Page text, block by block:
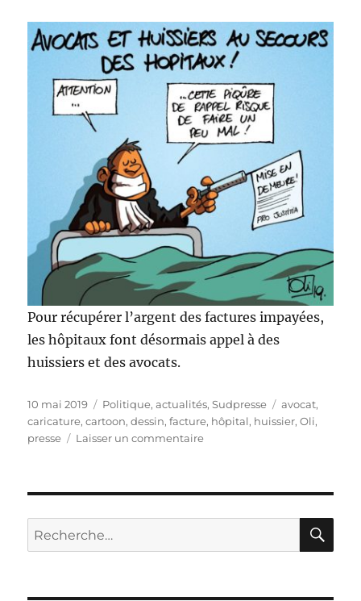
Pour récupérer l’argent des factures impayées,
les hôpitaux font désormais appel à des
huissiers et des avocats.
Publié
le
10 mai 2019 Catégories
Politique, actualités,Sudpresse Étiquettes
avocat,
caricature,cartoon,dessin,facture, hôpital, huissier,Oli,
presse
Laisser un commentairesur
hôpitaux
Recherche
pour :